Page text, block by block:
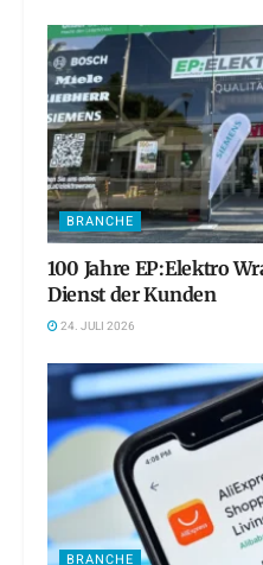
BRANCHE
100 Jahre EP:Elektro
Dienst der Kunden
24. JULI 2026
BRANCHE